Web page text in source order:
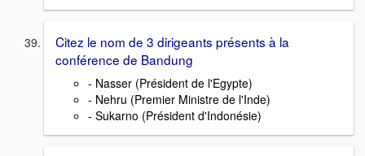
Citez le nom de 3 dirigeants présents à la
conférence de Bandung
- Nasser (Président de l'Egypte)
- Nehru (Premier Ministre de l'Inde)
- Sukarno (Président d'Indonésie)